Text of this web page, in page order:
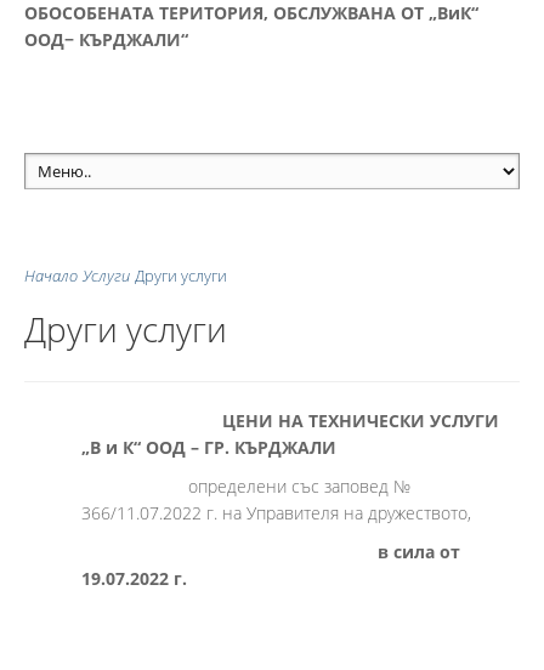
ОБОСОБЕНАТА ТЕРИТОРИЯ, ОБСЛУЖВАНА ОТ „ВиК“
ООД− КЪРДЖАЛИ“
Начало Услуги Други услуги
Други услуги
ЦЕНИ НА ТЕХНИЧЕСКИ УСЛУГИ
„В и К“ ООД – ГР. КЪРДЖАЛИ
определени със заповед №
366/11.07.2022 г. на Управителя на дружеството,
в сила от
19.07.2022 г.